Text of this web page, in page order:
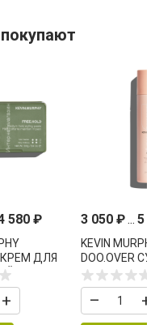
580 ₽
КРЕМ ДЛЯ
УКЛАДКИ
+
3 050 ₽... 5
KEVIN
DOO.OVER
ДЛЯ ОБЪЕМА
– +